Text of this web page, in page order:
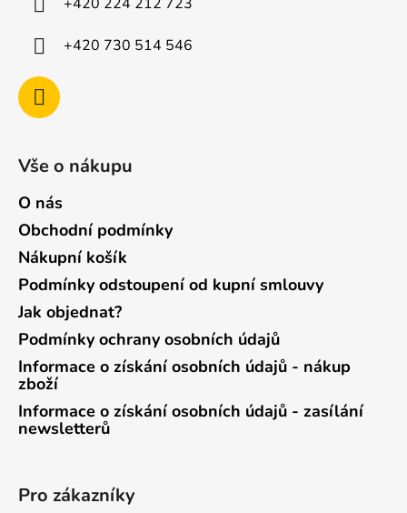
+420 730 514 546
Vše o nákupu
O nás
Obchodní podmínky
Nákupní košík
Podmínky odstoupení od kupní smlouvy
Jak objednat?
Podmínky ochrany osobních údajů
Informace o získání osobních údajů - nákup
zboží
Informace o získání osobních údajů - zasílání
newsletterů
Pro zákazníky